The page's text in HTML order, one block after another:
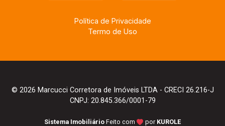
Política de Privacidade
Termo de Uso
© 2026 Marcucci Corretora de Imóveis LTDA - CRECI 26.216-J
CNPJ: 20.845.366/0001-79
Sistema Imobiliário Feito com por KUROLE